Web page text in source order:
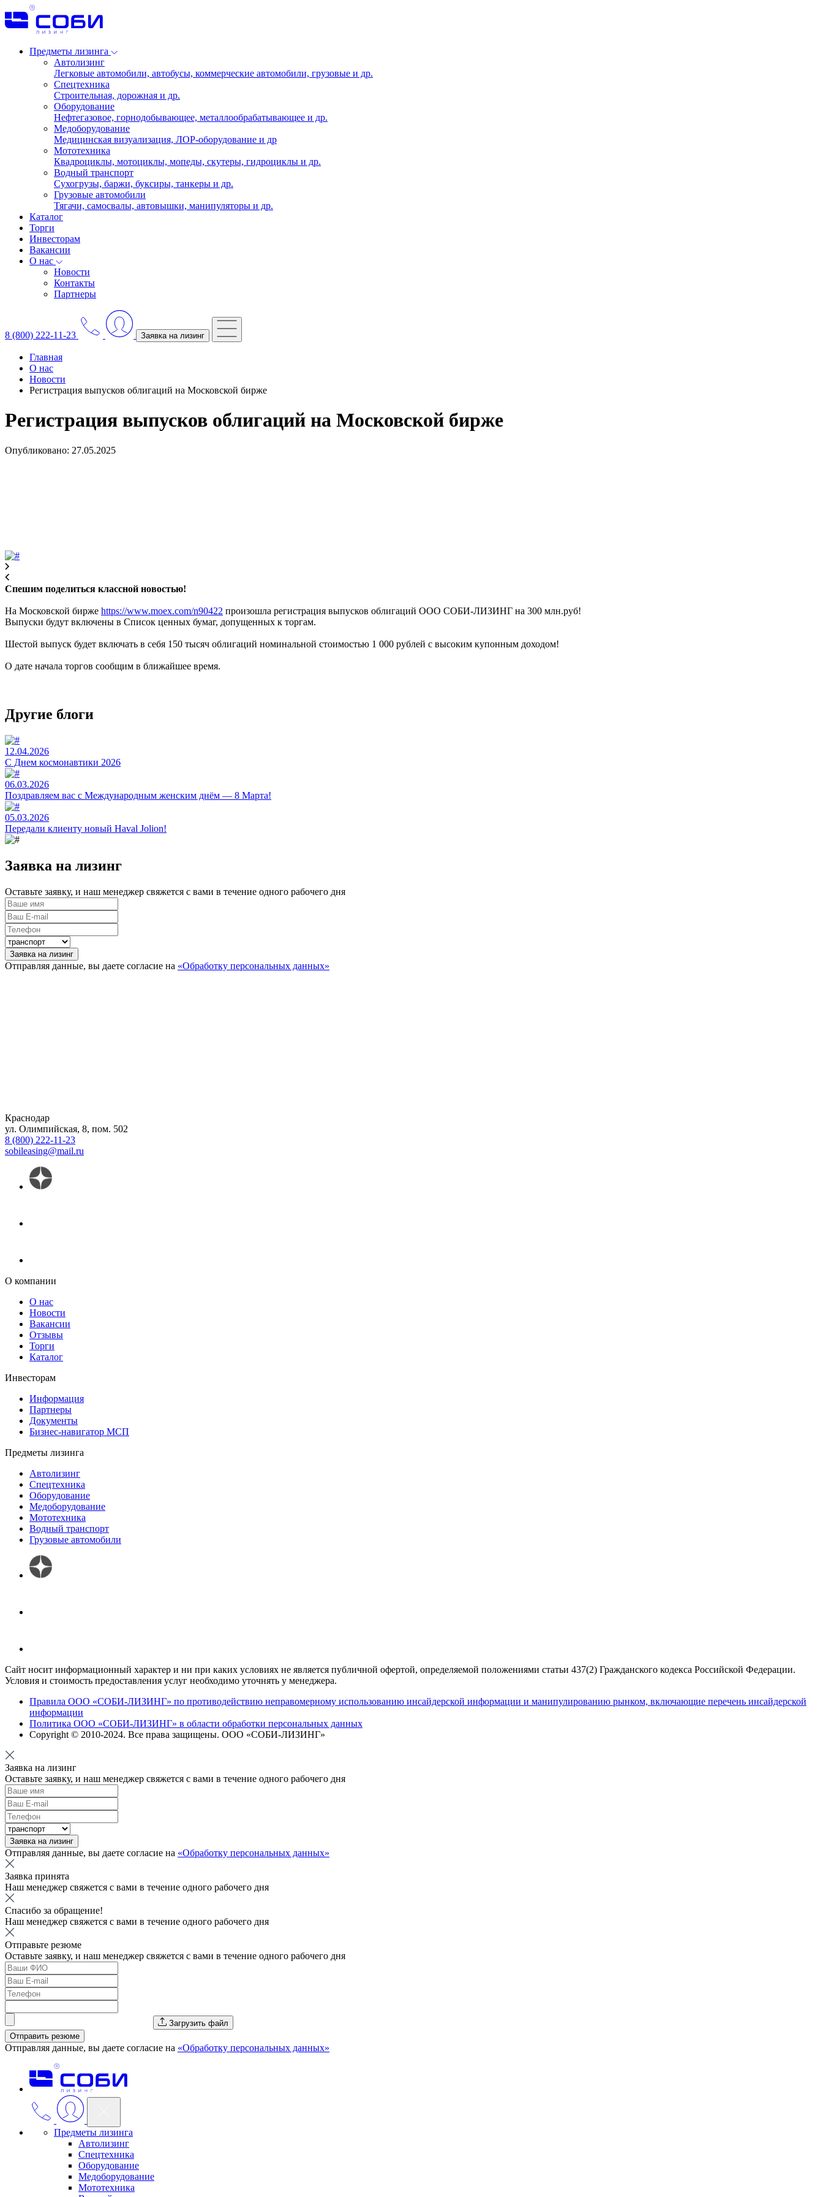
Предметы лизинга
Автолизинг
Легковые автомобили, автобусы, коммерческие автомобили, грузовые и др.
Спецтехника
Строительная, дорожная и др.
Оборудование
Нефтегазовое, горнодобывающее, металлообрабатывающее и др.
Медоборудование
Медицинская визуализация, ЛОР-оборудование и др
Мототехника
Квадроциклы, мотоциклы, мопеды, скутеры, гидроциклы и др.
Водный транспорт
Сухогрузы, баржи, буксиры, танкеры и др.
Грузовые автомобили
Тягачи, самосвалы, автовышки, манипуляторы и др.
Каталог
Торги
Инвесторам
Вакансии
О нас
Новости
Контакты
Партнеры
8 (800) 222-11-23 Заявка на лизинг
Главная
О нас
Новости
Регистрация выпусков облигаций на Московской бирже
Регистрация выпусков облигаций на Московской бирже
Опубликовано: 27.05.2025
Спешим поделиться классной новостью!
На Московской бирже https://www.moex.com/n90422 произошла регистрация выпусков облигаций ООО СОБИ-ЛИЗИНГ на 300 млн.руб!
Выпуски будут включены в Список ценных бумаг, допущенных к торгам.
Шестой выпуск будет включать в себя 150 тысяч облигаций номинальной стоимостью 1 000 рублей с высоким купонным доходом!
О дате начала торгов сообщим в ближайшее время.
Другие блоги
12.04.2026
C Днем космонавтики 2026
06.03.2026
Поздравляем вас с Международным женским днём — 8 Марта!
05.03.2026
Передали клиенту новый Haval Jolion!
Заявка на лизинг
Оставьте заявку, и наш менеджер свяжется с вами в течение одного рабочего дня
Заявка на лизинг
Отправляя данные, вы даете согласие на «Обработку персональных данных»
Краснодар
ул. Олимпийская, 8, пом. 502
8 (800) 222-11-23
sobileasing@mail.ru
О компании
О нас
Новости
Вакансии
Отзывы
Торги
Каталог
Инвесторам
Информация
Партнеры
Документы
Бизнес-навигатор МСП
Предметы лизинга
Автолизинг
Спецтехника
Оборудование
Медоборудование
Мототехника
Водный транспорт
Грузовые автомобили
Сайт носит информационный характер и ни при каких условиях не является публичной офертой, определяемой положениями статьи 437(2) Гражданского кодекса Российской Федерации.
Условия и стоимость предоставления услуг необходимо уточнять у менеджера.
Правила ООО «СОБИ-ЛИЗИНГ» по противодействию неправомерному использованию инсайдерской информации и манипулированию рынком, включающие перечень инсайдерской
информации
Политика ООО «СОБИ-ЛИЗИНГ» в области обработки персональных данных
Copyright © 2010-2024. Все права защищены. ООО «СОБИ-ЛИЗИНГ»
Заявка на лизинг
Оставьте заявку, и наш менеджер свяжется с вами в течение одного рабочего дня
Заявка на лизинг
Отправляя данные, вы даете согласие на «Обработку персональных данных»
Заявка принята
Наш менеджер свяжется с вами в течение одного рабочего дня
Спасибо за обращение!
Наш менеджер свяжется с вами в течение одного рабочего дня
Отправьте резюме
Оставьте заявку, и наш менеджер свяжется с вами в течение одного рабочего дня
Загрузить файл
Отправить резюме
Отправляя данные, вы даете согласие на «Обработку персональных данных»
Предметы лизинга
Автолизинг
Спецтехника
Оборудование
Медоборудование
Мототехника